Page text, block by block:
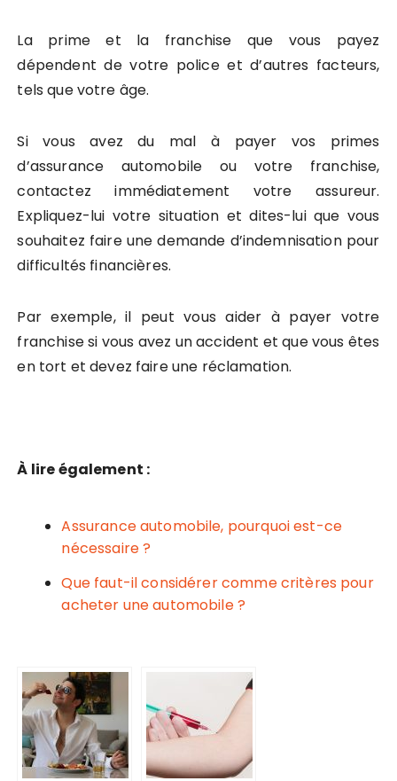
La prime et la franchise que vous payez
dépendent de votre police et d’autres facteurs,
tels que votre âge.
Si vous avez du mal à payer vos primes
d’assurance automobile ou votre franchise,
contactez immédiatement votre assureur.
Expliquez-lui votre situation et dites-lui que vous
souhaitez faire une demande d’indemnisation pour
difficultés financières.
Par exemple, il peut vous aider à payer votre
franchise si vous avez un accident et que vous êtes
en tort et devez faire une réclamation.
À lire également :
Assurance automobile, pourquoi est-ce
nécessaire ?
Que faut-il considérer comme critères pour
acheter une automobile ?